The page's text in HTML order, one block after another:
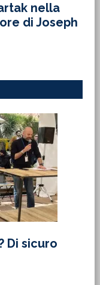
nella
di Joseph
Di sicuro